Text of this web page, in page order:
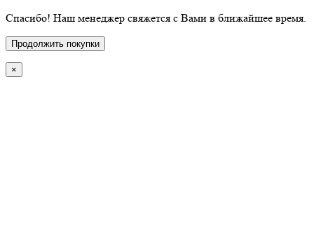
Спасибо! Наш менеджер свяжется с Вами в ближайшее время.
Продолжить покупки
×